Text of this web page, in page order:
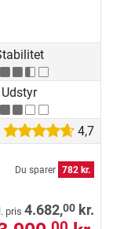
Udstyr
4,7
Du sparer 782 kr.
pris 4.682,00 kr.